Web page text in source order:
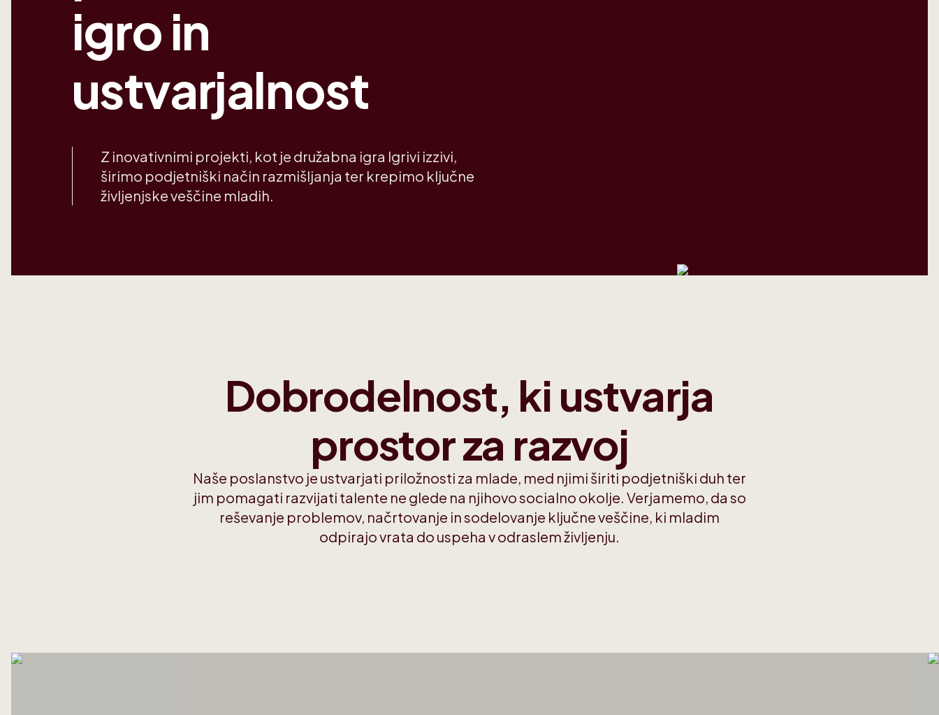
igro in
ustvarjalnost
Z inovativnimi projekti, kot je družabna igra Igrivi izzivi,
širimo podjetniški način razmišljanja ter krepimo ključne
življenjske veščine mladih.
Dobrodelnost, ki ustvarja
prostor za razvoj
Naše poslanstvo je ustvarjati priložnosti za mlade, med njimi širiti podjetniški duh ter
jim pomagati razvijati talente ne glede na njihovo socialno okolje. Verjamemo, da so
reševanje problemov, načrtovanje in sodelovanje ključne veščine, ki mladim
odpirajo vrata do uspeha v odraslem življenju.